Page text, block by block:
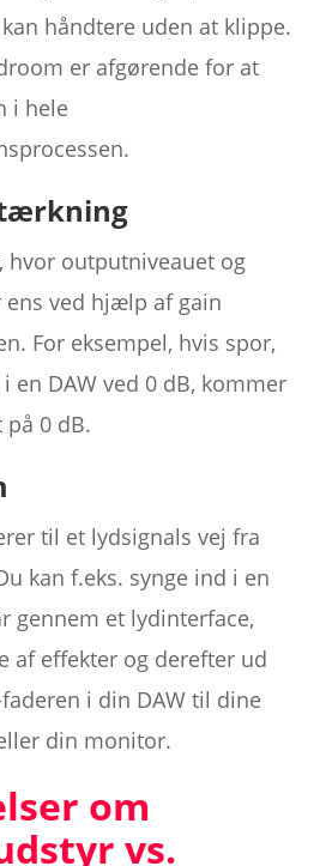
håndtere uden at klippe.
er afgørende for at
i hele
hvor outputniveauet og
ved hjælp af gain
For eksempel, hvis spor,
en DAW ved 0 dB, kommer
0 dB.
til et lydsignals vej fra
kan f.eks. synge ind i en
gennem et lydinterface,
af effekter og derefter ud
i din DAW til dine
din monitor.
om
vs.